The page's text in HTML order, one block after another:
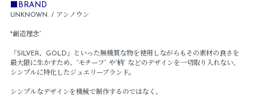
■BRAND
UNKNOWN. / アンノウン
"創造理念”
「SILVER、GOLD」といった無機質な物を使用しながらもその素材の良さを
最大限に生かすため、“モチーフ” や“柄” などのデザインを一切取り入れない、
シンプルに特化したジュエリーブランド。
シンプルなデザインを機械で制作するのではなく、